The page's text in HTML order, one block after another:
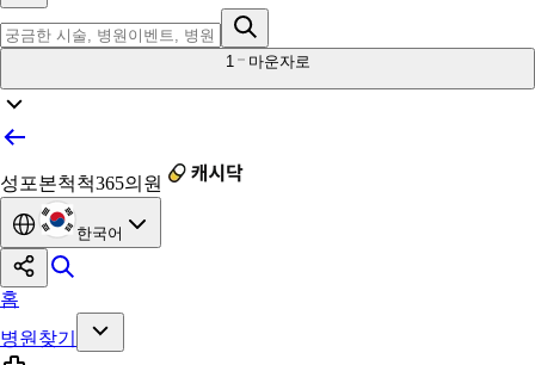
1 마운자로
성포본척척365의원
한국어
홈
병원찾기